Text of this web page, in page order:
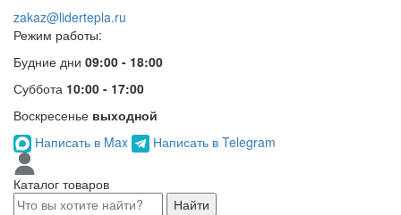
zakaz@lidertepla.ru
Режим работы:
Будние дни 09:00 - 18:00
Суббота 10:00 - 17:00
Воскресенье выходной
Написать в Max
Написать в Telegram
Каталог товаров
Найти